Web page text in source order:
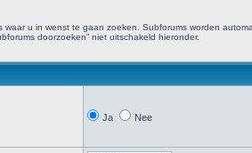
waar u in wenst te gaan zoeken. Subforums worden
doorzoeken” niet uitschakeld hieronder.
Ja Nee